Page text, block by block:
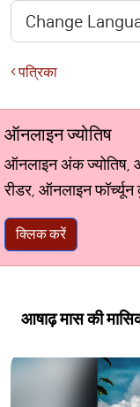
पत्रिका
ऑनलाइन ज्योतिष
ऑनलाइन अंक ज्योतिष,
रीडर, ऑनलाइन
क्लिक करें
आषाढ़ मास की